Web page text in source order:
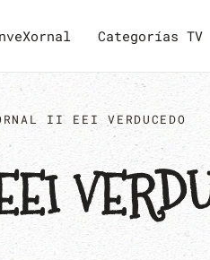
Categorías TV
II EEI VERDUCEDO